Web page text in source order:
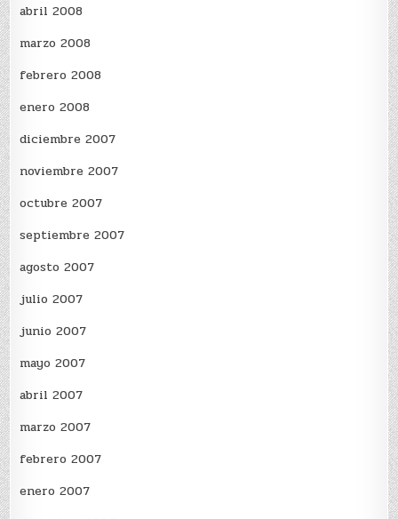
abril 2008
marzo 2008
febrero 2008
enero 2008
diciembre 2007
noviembre 2007
octubre 2007
septiembre 2007
agosto 2007
julio 2007
junio 2007
mayo 2007
abril 2007
marzo 2007
febrero 2007
enero 2007